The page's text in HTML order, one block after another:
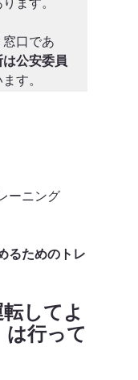
口であ
公安委員
す。
ーニング
るためのトレ
してよ
は行って